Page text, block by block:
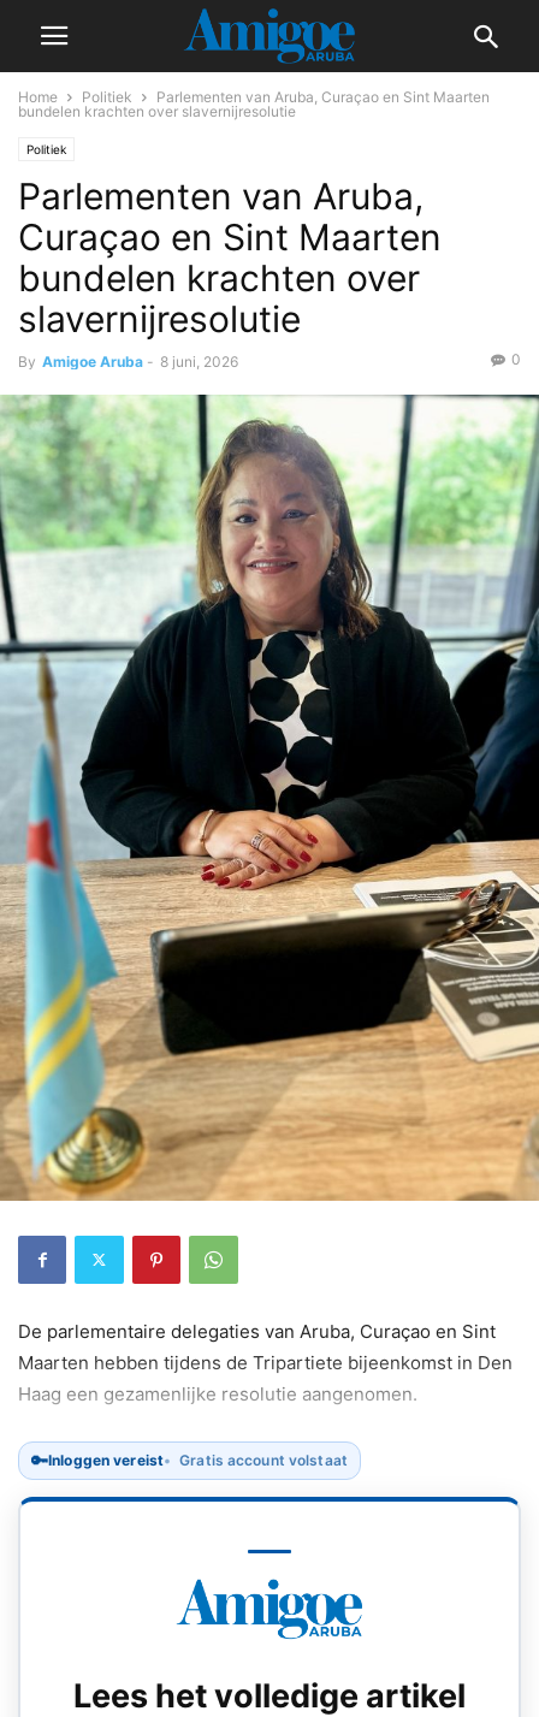
Home Politiek
Parlementen van Aruba, Curaçao en Sint Maarten
bundelen krachten over slavernijresolutie
Politiek
Parlementen van Aruba,
Curaçao en Sint Maarten
bundelen krachten over
slavernijresolutie
By Amigoe Aruba - 8 juni, 2026 0
De parlementaire delegaties van Aruba, Curaçao en Sint
Maarten hebben tijdens de Tripartiete bijeenkomst in Den
Haag een gezamenlijke resolutie aangenomen.
🔑Inloggen vereist Gratis account volstaat
Lees het volledige artikel